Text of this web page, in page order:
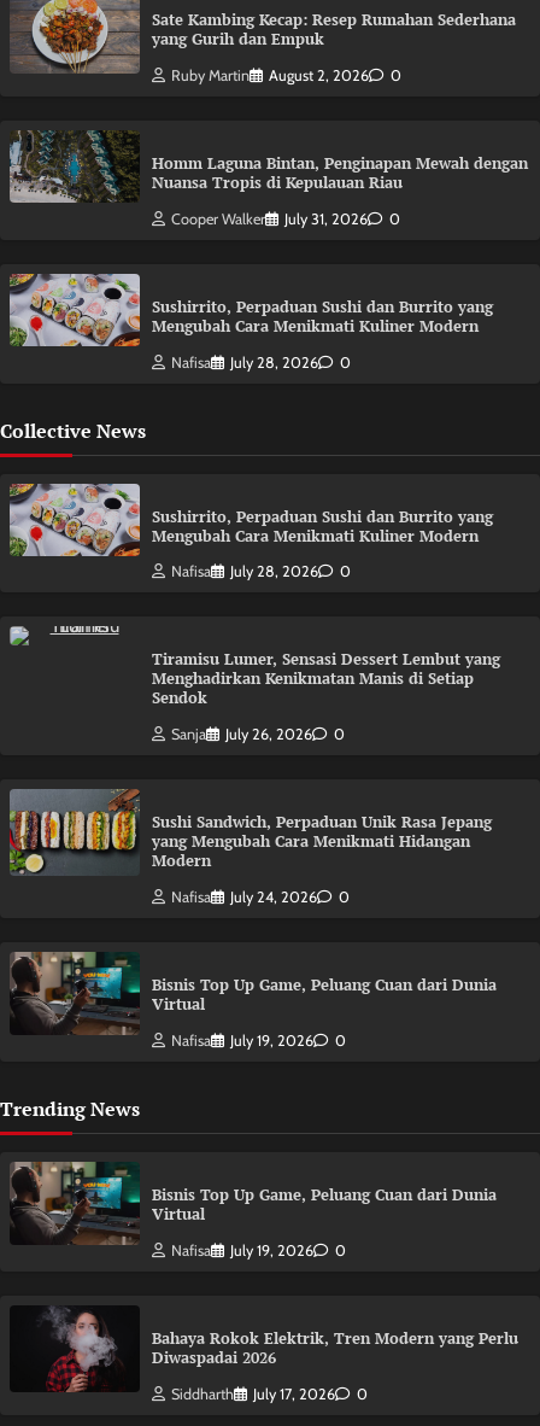
Sate Kambing Kecap: Resep Rumahan Sederhana
yang Gurih dan Empuk
Ruby Martin August 2, 2026 0
Homm Laguna Bintan, Penginapan Mewah dengan
Nuansa Tropis di Kepulauan Riau
Cooper Walker July 31, 2026 0
Sushirrito, Perpaduan Sushi dan Burrito yang
Mengubah Cara Menikmati Kuliner Modern
Nafisa July 28, 2026 0
Collective News
Sushirrito, Perpaduan Sushi dan Burrito yang
Mengubah Cara Menikmati Kuliner Modern
Nafisa July 28, 2026 0
Tiramisu Lumer, Sensasi Dessert Lembut yang
Menghadirkan Kenikmatan Manis di Setiap
Sendok
Sanja July 26, 2026 0
Sushi Sandwich, Perpaduan Unik Rasa Jepang
yang Mengubah Cara Menikmati Hidangan
Modern
Nafisa July 24, 2026 0
Bisnis Top Up Game, Peluang Cuan dari Dunia
Virtual
Nafisa July 19, 2026 0
Trending News
Bisnis Top Up Game, Peluang Cuan dari Dunia
Virtual
Nafisa July 19, 2026 0
Bahaya Rokok Elektrik, Tren Modern yang Perlu
Diwaspadai 2026
Siddharth July 17, 2026 0